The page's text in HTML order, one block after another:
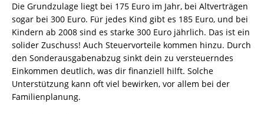
Die Grundzulage liegt bei 175 Euro im Jahr, bei Altverträgen
sogar bei 300 Euro. Für jedes Kind gibt es 185 Euro, und bei
Kindern ab 2008 sind es starke 300 Euro jährlich. Das ist ein
solider Zuschuss! Auch Steuervorteile kommen hinzu. Durch
den Sonderausgabenabzug sinkt dein zu versteuerndes
Einkommen deutlich, was dir finanziell hilft. Solche
Unterstützung kann oft viel bewirken, vor allem bei der
Familienplanung.